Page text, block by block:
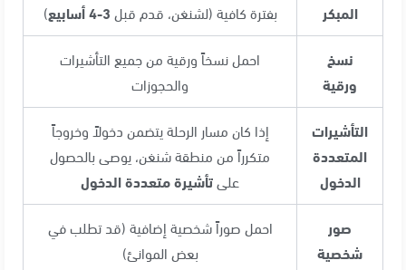
المبكر
بفترة كافية (لشنغن، قدم قبل3-4 أسابيع
)
نسخ
ورقية
احمل نسخاً ورقية من جميع التأشيرات
والحجوزات
التأشيرات
المتعددة
الدخول
إذا كان مسار الرحلة يتضمن دخولاً وخروجاً
متكرراً من منطقة شنغن، يوصى بالحصول
علىتأشيرة متعددة الدخول
صور
شخصية
احمل صوراً شخصية إضافية (قد تطلب في
بعض الموانئ)